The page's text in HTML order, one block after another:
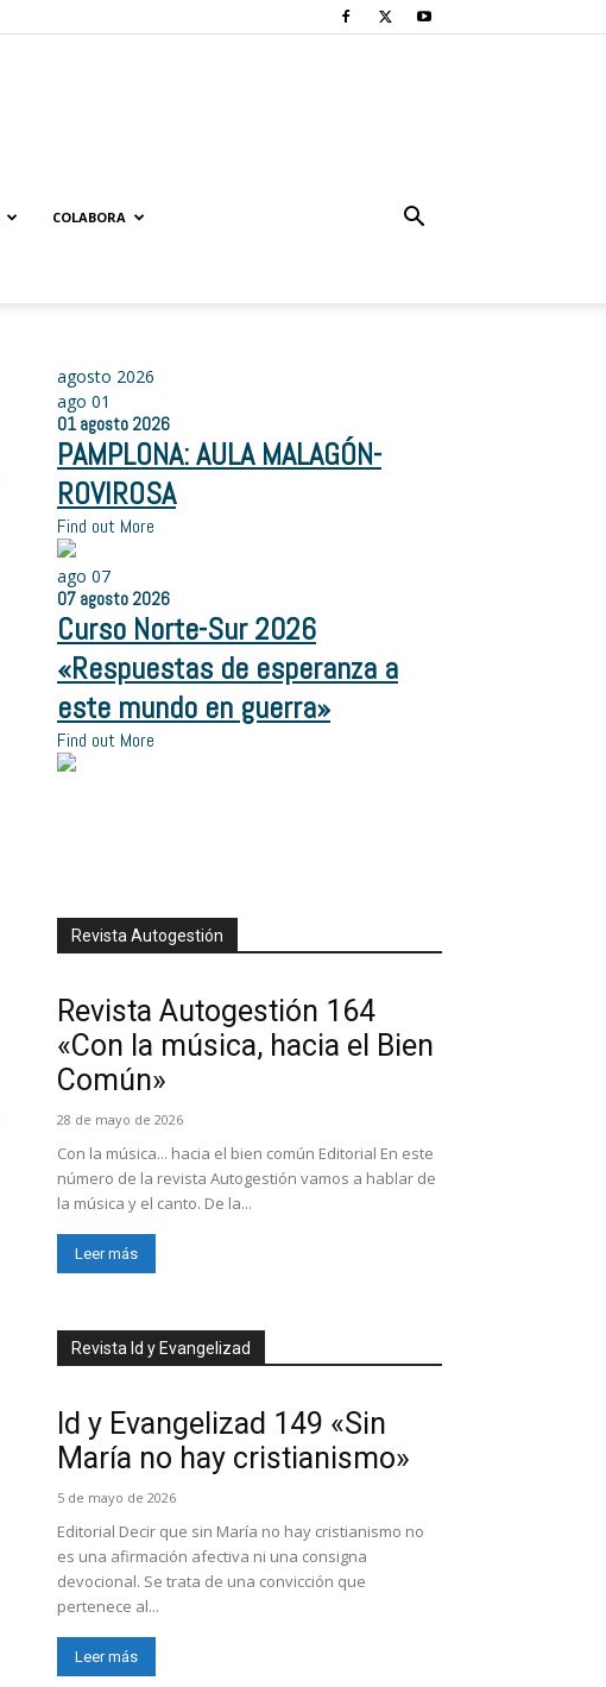
COLABORA
agosto 2026
ago 01
01 agosto 2026
PAMPLONA: AULA MALAGÓN-
ROVIROSA
Find out More
ago 07
07 agosto 2026
Curso Norte-Sur 2026
«Respuestas de esperanza a
este mundo en guerra»
Find out More
Revista Autogestión
Revista Autogestión 164
«Con la música, hacia el Bien
Común»
28 de mayo de 2026
Con la música... hacia el bien común Editorial En este
número de la revista Autogestión vamos a hablar de
la música y el canto. De la...
Leer más
Revista Id y Evangelizad
Id y Evangelizad 149 «Sin
María no hay cristianismo»
5 de mayo de 2026
Editorial Decir que sin María no hay cristianismo no
es una afirmación afectiva ni una consigna
devocional. Se trata de una convicción que
pertenece al...
Leer más